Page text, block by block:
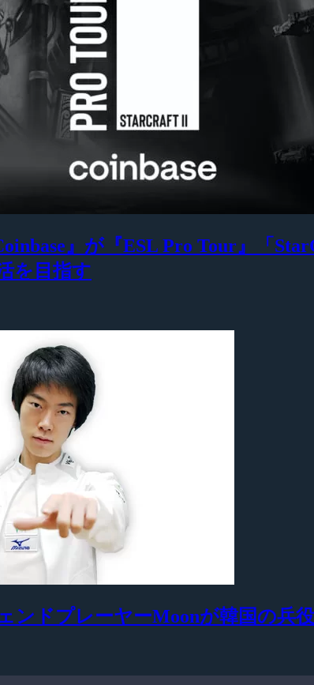
』が『ESL Pro Tour』「
を目指す
ンドプレーヤーMoonが韓国の兵